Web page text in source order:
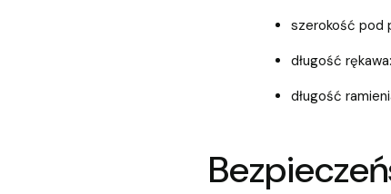
szerokość pod
długość
długość